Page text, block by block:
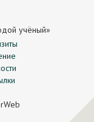
учёный»